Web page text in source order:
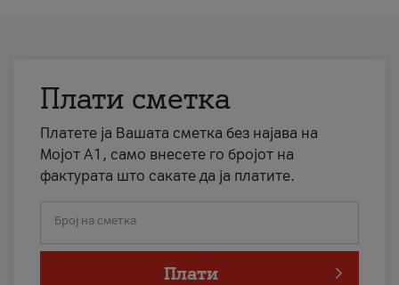
Плати сметка
Платете ја Вашата сметка без најава на
Мојот А1, само внесете го бројот на
фактурата што сакате да ја платите.
Број на сметка
Плати